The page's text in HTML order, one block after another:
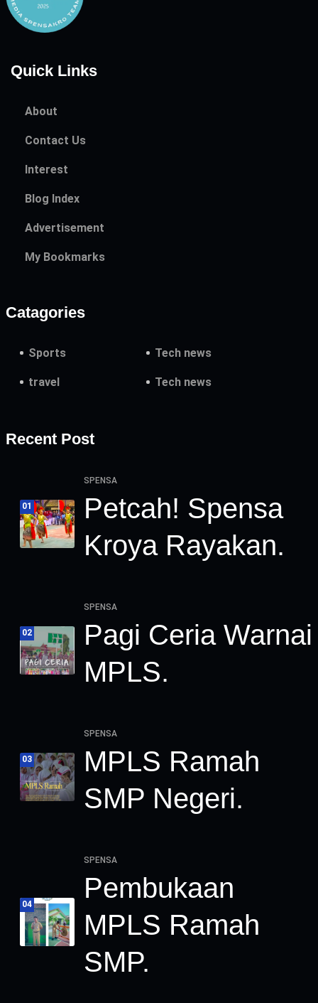
Quick Links
About
Contact Us
Interest
Blog Index
Advertisement
My Bookmarks
Catagories
Sports Tech news
travel Tech news
Recent Post
01
SPENSA
Petcah! Spensa
Kroya Rayakan.
02
SPENSA
Pagi Ceria Warnai
MPLS.
03
SPENSA
MPLS Ramah
SMP Negeri.
04
SPENSA
Pembukaan
MPLS Ramah
SMP.